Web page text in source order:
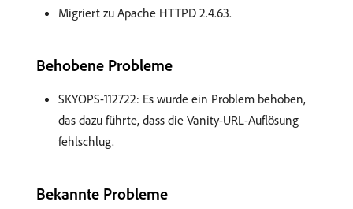
Migriert zu Apache HTTPD 2.4.63.
Behobene Probleme
SKYOPS-112722: Es wurde ein Problem behoben,
das dazu führte, dass die Vanity-URL-Auflösung
fehlschlug.
Bekannte Probleme